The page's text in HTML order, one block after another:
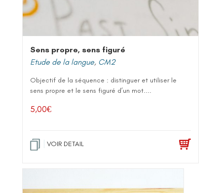
Sens propre, sens figuré
Etude de la langue, CM2
Objectif de la séquence : distinguer et utiliser le
sens propre et le sens figuré d’un mot....
5,00€
VOIR DETAIL